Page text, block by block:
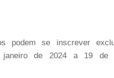
podem se inscrever
de 2024 a 19 de